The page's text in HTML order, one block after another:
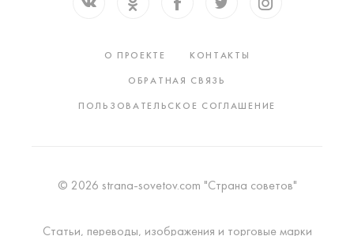
О ПРОЕКТЕ
КОНТАКТЫ
ОБРАТНАЯ СВЯЗЬ
ПОЛЬЗОВАТЕЛЬСКОЕ СОГЛАШЕНИЕ
© 2026 strana-sovetov.com "Страна советов"
Статьи, переводы, изображения и торговые марки